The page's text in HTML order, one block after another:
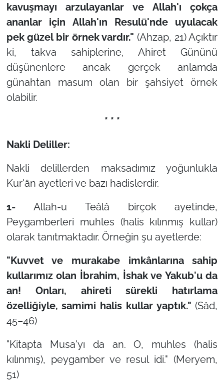
kavuşmayı arzulayanlar ve Allah'ı çokça
ananlar için Allah'ın Resulü'nde uyulacak
pek güzel bir örnek vardır." (Ahzap, 21) Açıktır
ki, takva sahiplerine, Ahiret Gününü
düşünenlere ancak gerçek anlamda
günahtan masum olan bir şahsiyet örnek
olabilir.
* * *
Nakli Deliller:
Nakli delillerden maksadımız yoğunlukla
Kur'ân ayetleri ve bazı hadislerdir.
1-Allah-u Teâlâ birçok ayetinde,
Peygamberleri muhles (halis kılınmış kullar)
olarak tanıtmaktadır. Örneğin şu ayetlerde:
"Kuvvet ve murakabe imkânlarına sahip
kullarımız olan İbrahim, İshak ve Yakub'u da
an! Onları, ahireti sürekli hatırlama
özelliğiyle, samimi halis kullar yaptık." (Sâd,
45–46)
"Kitapta Musa'yı da an. O, muhles (halis
kılınmış), peygamber ve resul idi." (Meryem,
51)